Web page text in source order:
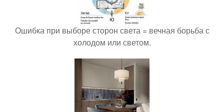
Ошибка при выборе сторон света = вечная борьба с
холодом или светом.